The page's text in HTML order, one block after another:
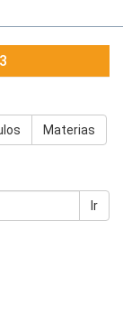
Materias
Ir